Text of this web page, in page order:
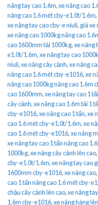
nâng tay cao 1.6m,xe nâng cao
nâng cao 1.6 mét cby-e1.0t/1.6m,
xe nâng tay cao cby-e niuli, giá xe
xe nâng cao 1000kg nâng cao
cao 1600mm tải 1000kg,xe nâng
e1.0t/1.6m,xe nâng tay cao
niuli,xe nâng cây cảnh,xe nâng
nâng cao 1.6 mét cby-e1016,xe
nâng cao 1000kg nâng cao 1.6m
cao 1600mm,xe nâng tay cao 1
cây cảnh,xe nâng cao 1.6m tải 1
cby-e1016,xe nâng cao 1 tấn,xe
cao 1.6 mét cby-e1.0t/1.6m,xe
cao 1.6 mét cby-e1016,xe nâng
xe nâng tay cao 1 tấn nâng cao
1000kg,xe nâng cây cảnh lên cao,
cby-e1.0t/1.6m,xe nâng tay cao
1600mm cby-e1016,xe nâng cao,
cao 1 tấn nâng cao 1.6 mét cby-
chậu cây cảnh lên cao,xe nâng
1.6m cby-e1016,xe nâng hàng